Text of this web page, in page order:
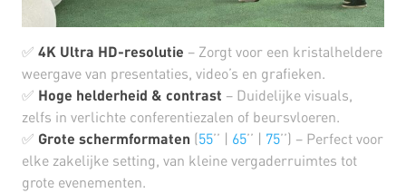
✅ 4K Ultra HD-resolutie – Zorgt voor een kristalheldere
weergave van presentaties, video’s en grafieken.
✅ Hoge helderheid & contrast – Duidelijke visuals,
zelfs in verlichte conferentiezalen of beursvloeren.
✅ Grote schermformaten (55’’ | 65’’ | 75’’) – Perfect voor
elke zakelijke setting, van kleine vergaderruimtes tot
grote evenementen.